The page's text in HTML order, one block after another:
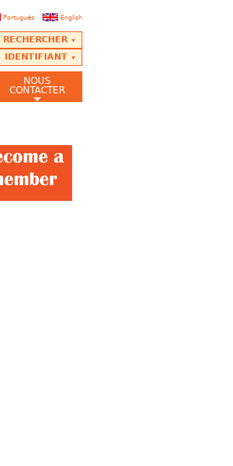
English
Português
RECHERCHER
IDENTIFIANT
NOUS
CONTACTER